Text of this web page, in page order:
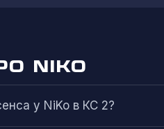
NIKO
у NiKo в КС 2?